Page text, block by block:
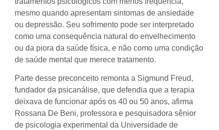
mesmo quando apresentam sintomas de ansiedade
ou depressão. Seu sofrimento pode ser interpretado
como uma consequência natural do envelhecimento
ou da piora da saúde física, e não como uma condição
de saúde mental que merece tratamento.
Parte desse preconceito remonta a Sigmund Freud,
fundador da psicanálise, que defendia que a terapia
deixava de funcionar após os 40 ou 50 anos, afirma
Rossana De Beni, professora e pesquisadora sênior
de psicologia experimental da Universidade de